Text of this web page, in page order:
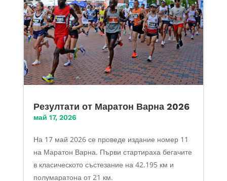
Резултати от Маратон Варна 2026
май 17, 2026
На 17 май 2026 се проведе издание номер 11
на Маратон Варна. Първи стартираха бегачите
в класическото състезание на 42.195 км и
полумаратона от 21 км.